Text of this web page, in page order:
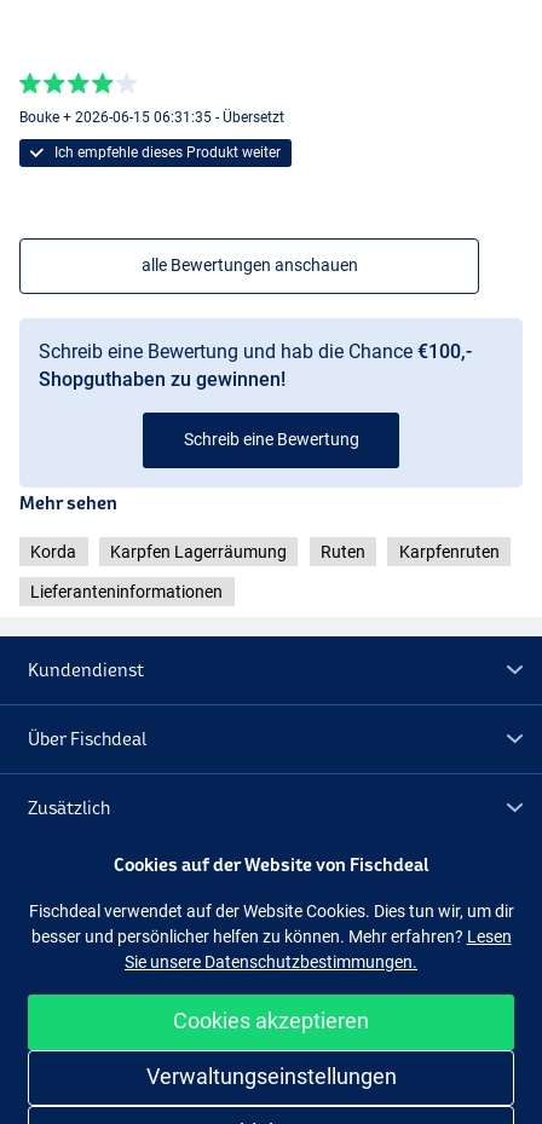
Bouke + 2026-06-15 06:31:35 - Übersetzt
Ich empfehle dieses Produkt weiter
alle Bewertungen anschauen
Schreib eine Bewertung und hab die Chance €100,-
Shopguthaben zu gewinnen!
Schreib eine Bewertung
Mehr sehen
Korda Karpfen Lagerräumung Ruten Karpfenruten
Lieferanteninformationen
Kundendienst
Über Fischdeal
Zusätzlich
Lagerräumung
Facebook
Einfach und sicher shoppen
Cookies auf der Website von Fischdeal
Fischdeal verwendet auf der Website Cookies. Dies tun wir, um dir
besser und persönlicher helfen zu können. Mehr erfahren? Lesen
Sie unsere Datenschutzbestimmungen.
Cookies akzeptieren
Verwaltungseinstellungen